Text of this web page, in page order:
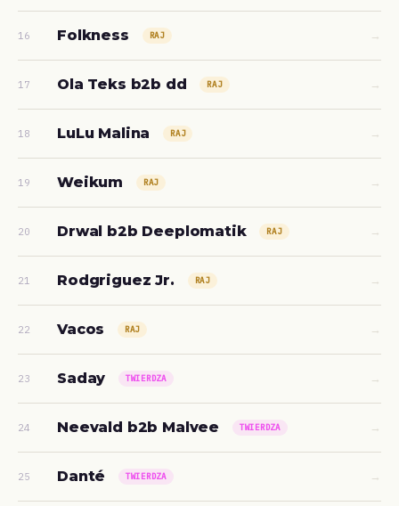
16 Folkness RAJ →
17 Ola Teks b2b dd RAJ →
18 LuLu Malina RAJ →
19 Weikum RAJ →
20 Drwal b2b Deeplomatik RAJ →
21 Rodgriguez Jr. RAJ →
22 Vacos RAJ →
23 Saday TWIERDZA →
24 Neevald b2b Malvee TWIERDZA →
25 Danté TWIERDZA →